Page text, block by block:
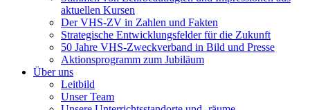
aktuellen Kursen
Der VHS-ZV in Zahlen und Fakten
Strategische Entwicklungsfelder für die Zukunft
50 Jahre VHS-Zweckverband in Bild und Presse
Aktionsprogramm zum Jubiläum
Über uns
Leitbild
Unser Team